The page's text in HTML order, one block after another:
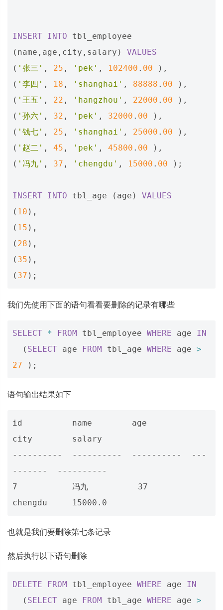
INSERT INTO
tbl_employee
( name , age , city , salary )
VALUES
( '张三' , 25 , 'pek' , 102400 . 00
),
( '李四' , 18 , 'shanghai' , 88888 . 00
),
( '王五' , 22 , 'hangzhou' , 22000 . 00
),
( '孙六' , 32 , 'pek' , 32000 . 00
),
( '钱七' , 25 , 'shanghai' , 25000 . 00
),
( '赵二' , 45 , 'pek' , 45800 . 00
),
( '冯九' , 37 , 'chengdu' , 15000 . 00 );
INSERT INTO tbl_age ( age )
VALUES
( 10 ),
( 15 ),
( 28 ),
( 35 ),
( 37 );
我们先使用下面的语句看看要删除的记录有哪些
SELECT * FROM tbl_employee WHERE age
IN
( SELECT age FROM tbl_age WHERE age >
27
);
语句输出结果如下
id          name        age
city        salary
----------  ----------  ----------  ---
-------  ----------
7           冯九          37
也就是我们要删除第七条记录
然后执行以下语句删除
DELETE FROM tbl_employee WHERE age
IN
( SELECT age FROM tbl_age WHERE age >